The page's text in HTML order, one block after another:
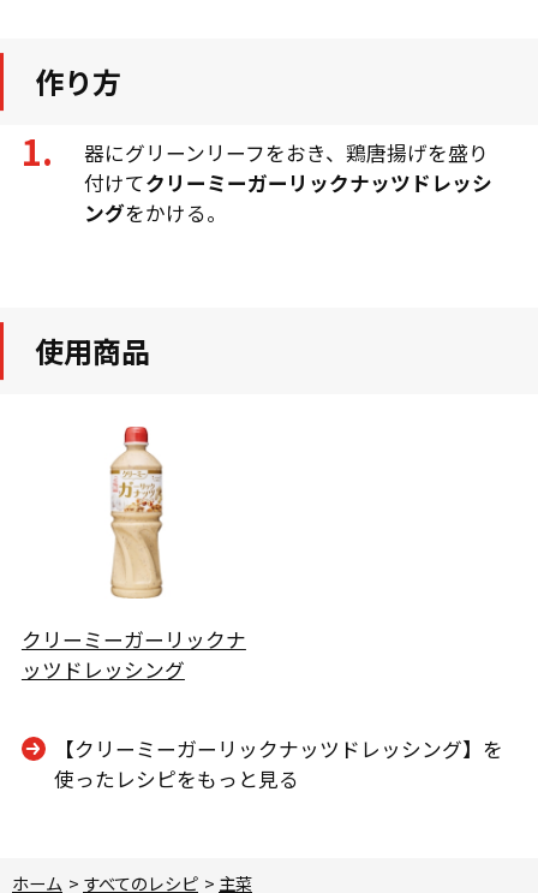
作り方
器にグリーンリーフをおき、鶏唐揚げを盛り
付けてクリーミーガーリックナッツドレッシ
ングをかける。
使用商品
クリーミーガーリックナ
ッツドレッシング
【クリーミーガーリックナッツドレッシング】を
使ったレシピをもっと見る
ホーム > すべてのレシピ > 主菜